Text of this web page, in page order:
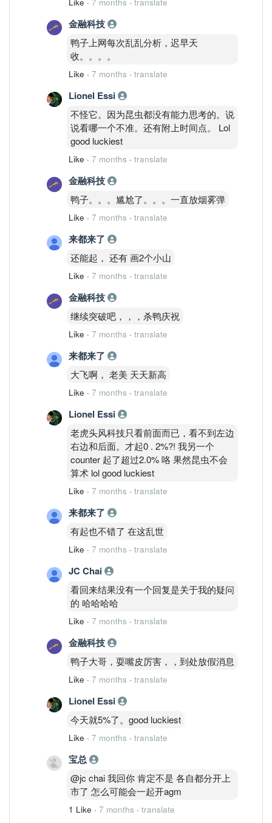
金融科技
鸭子上网每次乱乱分析，迟早天
收。。。。
Like · 7 months · translate
Lionel Essi
不怪它。因为昆虫都没有能力思考的。说
说看哪一个不准。还有附上时间点。 Lol
good luckiest
Like · 7 months · translate
金融科技
鸭子。。。尴尬了。。。一直放烟雾弹
Like · 7 months · translate
来都来了
还能起， 还有 画2个小山
Like · 7 months · translate
金融科技
继续突破吧，，，杀鸭庆祝
Like · 7 months · translate
来都来了
大飞啊， 老美 天天新高
Like · 7 months · translate
Lionel Essi
老虎头风科技只看前面而已，看不到左边
右边和后面。才起0 . 2%?! 我另一个
counter 起了超过2.0% 咯 果然昆虫不会
算术 lol good luckiest
Like · 7 months · translate
来都来了
有起也不错了 在这乱世
Like · 7 months · translate
JC Chai
看回来结果没有一个回复是关于我的疑问
的 哈哈哈哈
Like · 7 months · translate
金融科技
鸭子大哥，耍嘴皮厉害，，到处放假消息
Like · 7 months · translate
Lionel Essi
今天就5%了。good luckiest
Like · 7 months · translate
宝总
@jc chai 我回你 肯定不是 各自都分开上
市了 怎么可能会一起开agm
1 Like · 7 months · translate